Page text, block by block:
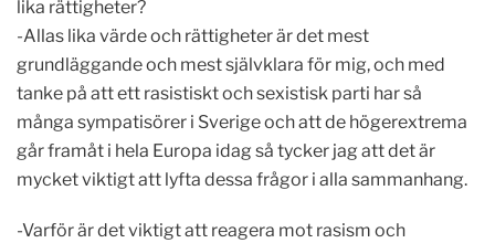
lika rättigheter?
-Allas lika värde och rättigheter är det mest
grundläggande och mest självklara för mig, och med
tanke på att ett rasistiskt och sexistisk parti har så
många sympatisörer i Sverige och att de högerextrema
går framåt i hela Europa idag så tycker jag att det är
mycket viktigt att lyfta dessa frågor i alla sammanhang.
-Varför är det viktigt att reagera mot rasism och